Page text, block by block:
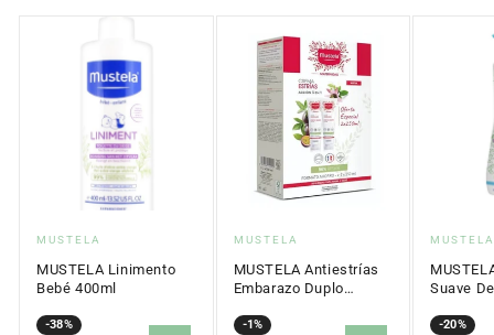
Proveedor:
MUSTELA
MUSTELA Linimento
Bebé 400ml
-38%
Precio
Precio
Proveedor:
MUSTELA
MUSTELA Antiestrías
Embarazo Duplo
-1%
Precio
Precio
MUSTELA
Suave
-20%
Precio
Precio